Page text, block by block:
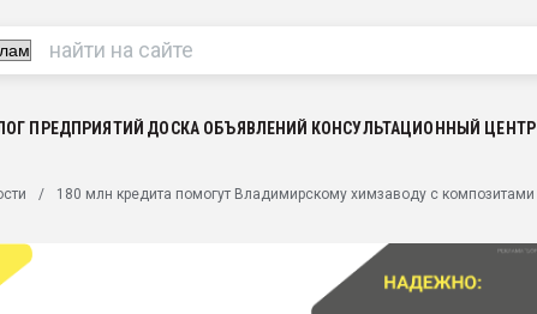
выходит на
ПРЕДПРИЯТИЙ ДОСКА ОБЪЯВЛЕНИЙ КОНСУЛЬТАЦИОННЫЙ ЦЕНТР
180 млн кредита помогут Владимирскому химзаводу с композитами